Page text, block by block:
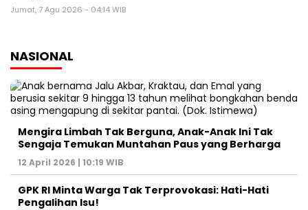
Jumat, 7 Agu 2026 - 04:14 WIB
NASIONAL
Mengira Limbah Tak Berguna, Anak-Anak Ini Tak
Sengaja Temukan Muntahan Paus yang Berharga
12 April 2026 | 10:19 WIB
GPK RI Minta Warga Tak Terprovokasi: Hati-Hati
Pengalihan Isu!